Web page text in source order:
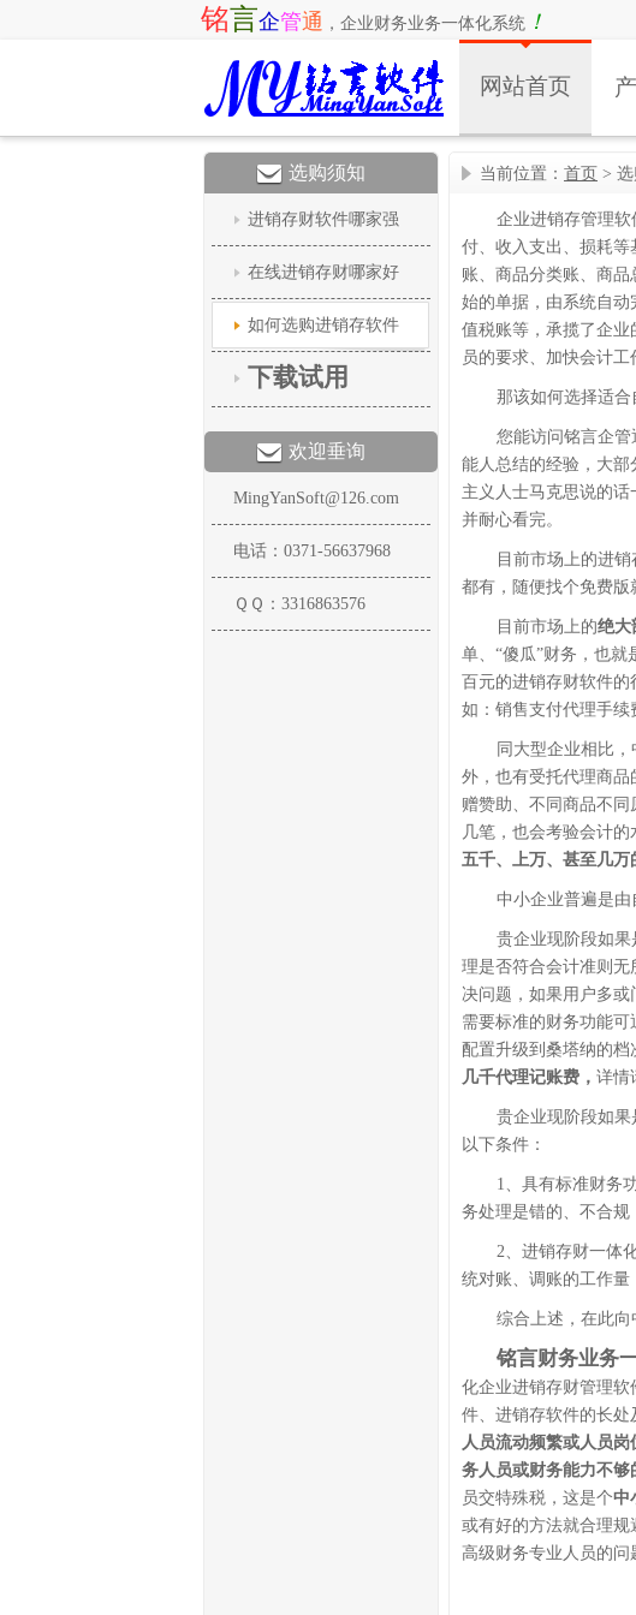
铭言企管通 ， 企业财务业务一体化系统 ！
网站首页
选购须知
进销存财软件哪家强
在线进销存财哪家好
如何选购进销存软件
下载试用
欢迎垂询
MingYanSoft@126.com
电话：0371-56637968
ＱＱ：3316863576
当前位置： 首页 >
企业进销存管理
付、收入支出、损耗
账、商品分类账、商
始的单据，由系统自
值税账等，承揽了企
员的要求、加快会计工
那该如何选择适合
您能访问铭言企
能人总结的经验，大
主义人士马克思说的
并耐心看完。
目前市场上的进
都有，随便找个免费
目前市场上的绝大
单、“傻瓜”财务，也
百元的进销存财软件的
如：销售支付代理手
同大型企业相比
外，也有受托代理商
赠赞助、不同商品不
几笔，也会考验会计的
五千、上万、甚至几万
中小企业普遍是由
贵企业现阶段如
理是否符合会计准则
决问题，如果用户多
需要标准的财务功能
配置升级到桑塔纳的档
几千代理记账费， 详情
贵企业现阶段如
以下条件：
1、具有标准财务
务处理是错的、不合规
2、进销存财一体
统对账、调账的工作量
综合上述，在此向
铭言财务业务
化企业进销存财管理
件、进销存软件的长处
人员流动频繁或人员
务人员或财务能力不够
员交特殊税，这是个中
或有好的方法就合理
高级财务专业人员的问